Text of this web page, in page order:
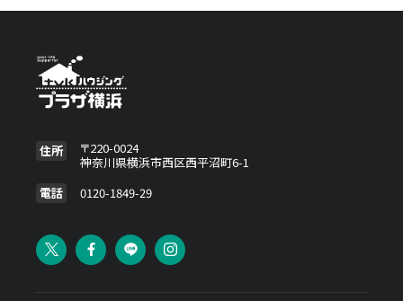
住所
〒220-0024
神奈川県横浜市西区西平沼町6-1
電話
0120-1849-29